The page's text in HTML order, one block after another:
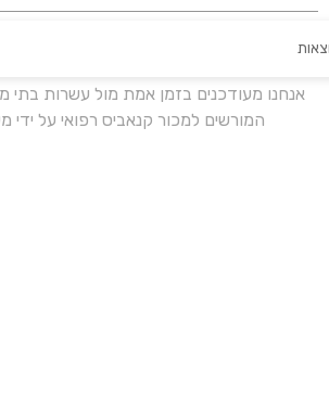
אנחנו מעודכנים בזמן אמת מול עשרות
המורשים למכור קנאביס רפואי על ידי